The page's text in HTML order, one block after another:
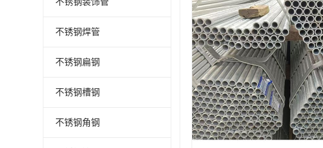
不锈钢焊管
不锈钢扁钢
不锈钢槽钢
不锈钢角钢